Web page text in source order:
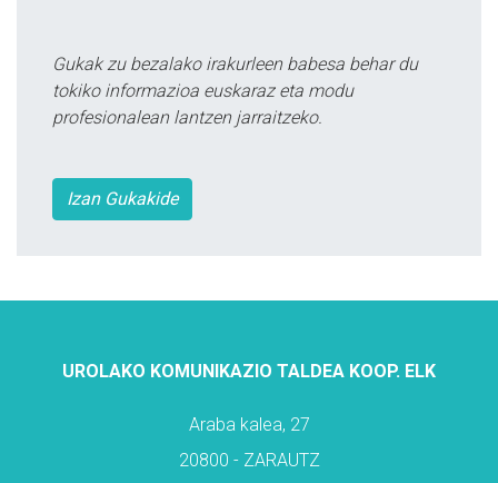
Gukak zu bezalako irakurleen babesa behar du
tokiko informazioa euskaraz eta modu
profesionalean lantzen jarraitzeko.
Izan Gukakide
UROLAKO KOMUNIKAZIO TALDEA KOOP. ELK
Araba kalea, 27
20800 - ZARAUTZ